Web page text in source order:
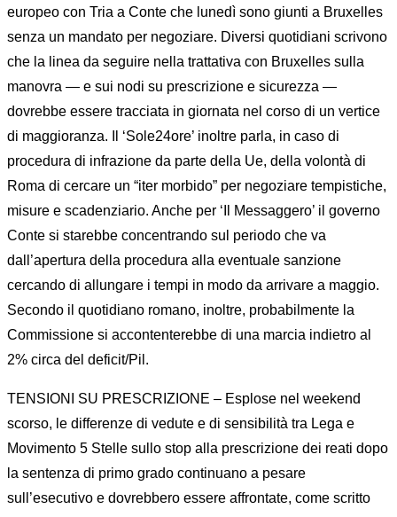
europeo con Tria a Conte che lunedì sono giunti a Bruxelles
senza un mandato per negoziare. Diversi quotidiani scrivono
che la linea da seguire nella trattativa con Bruxelles sulla
manovra — e sui nodi su prescrizione e sicurezza —
dovrebbe essere tracciata in giornata nel corso di un vertice
di maggioranza. Il ‘Sole24ore’ inoltre parla, in caso di
procedura di infrazione da parte della Ue, della volontà di
Roma di cercare un “iter morbido” per negoziare tempistiche,
misure e scadenziario. Anche per ‘Il Messaggero’ il governo
Conte si starebbe concentrando sul periodo che va
dall’apertura della procedura alla eventuale sanzione
cercando di allungare i tempi in modo da arrivare a maggio.
Secondo il quotidiano romano, inoltre, probabilmente la
Commissione si accontenterebbe di una marcia indietro al
2% circa del deficit/Pil.
TENSIONI SU PRESCRIZIONE – Esplose nel weekend
scorso, le differenze di vedute e di sensibilità tra Lega e
Movimento 5 Stelle sullo stop alla prescrizione dei reati dopo
la sentenza di primo grado continuano a pesare
sull’esecutivo e dovrebbero essere affrontate, come scritto